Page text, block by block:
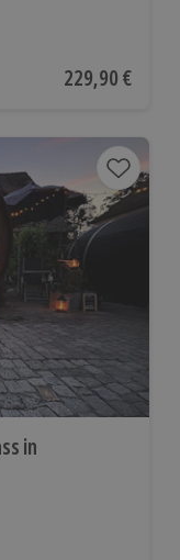
Bewertungen
Aktueller Preis
229,90 €
in